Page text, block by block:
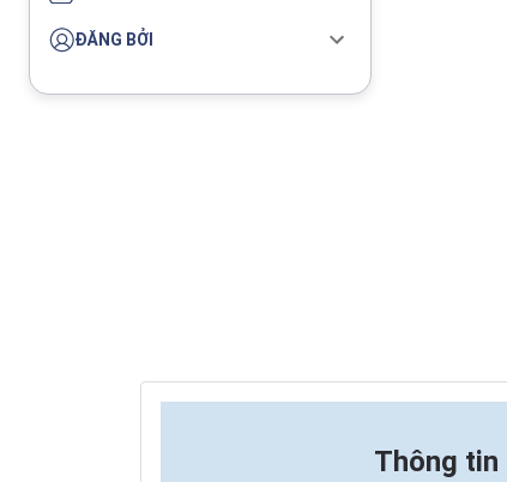
ĐĂNG BỞI
Thông tin